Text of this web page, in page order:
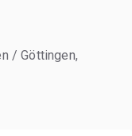
/ Göttingen,